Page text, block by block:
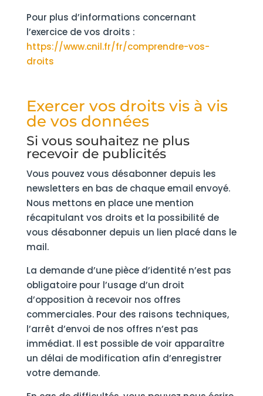
Pour plus d’informations concernant
l’exercice de vos droits :
https://www.cnil.fr/fr/comprendre-vos-
droits
Exercer vos droits vis à vis
de vos données
Si vous souhaitez ne plus
recevoir de publicités
Vous pouvez vous désabonner depuis les
newsletters en bas de chaque email envoyé.
Nous mettons en place une mention
récapitulant vos droits et la possibilité de
vous désabonner depuis un lien placé dans le
mail.
La demande d’une pièce d’identité n’est pas
obligatoire pour l’usage d’un droit
d’opposition à recevoir nos offres
commerciales. Pour des raisons techniques,
l’arrêt d’envoi de nos offres n’est pas
immédiat. Il est possible de voir apparaître
un délai de modification afin d’enregistrer
votre demande.